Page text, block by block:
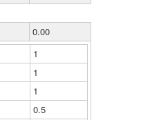
0.00
1
1
1
0.5